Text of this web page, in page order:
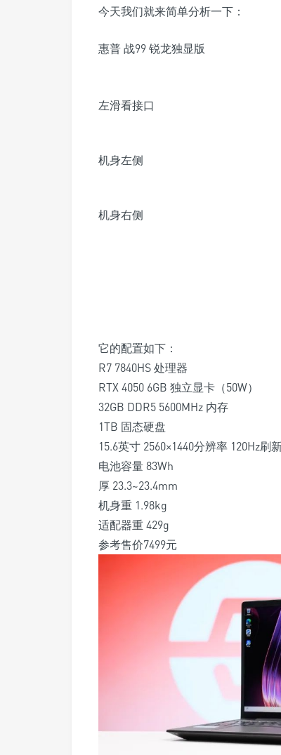
今天我们就来简单分析一下：
惠普 战99 锐龙独显版
左滑看接口
机身左侧
机身右侧
它的配置如下：
R7 7840HS 处理器
RTX 4050 6GB 独立显卡（50W）
32GB DDR5 5600MHz 内存
1TB 固态硬盘
15.6英寸 2560×1440分辨率 120Hz刷
电池容量 83Wh
厚 23.3~23.4mm
机身重 1.98kg
适配器重 429g
参考售价7499元